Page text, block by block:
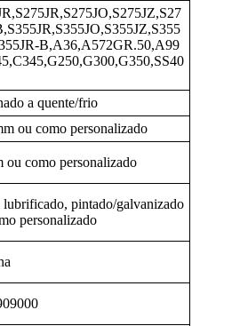
B,A36,A572GR.50,A99
a quente/frio
ou como personalizado
ou como personalizado
lubrificado, pintado/galvanizado
personalizado